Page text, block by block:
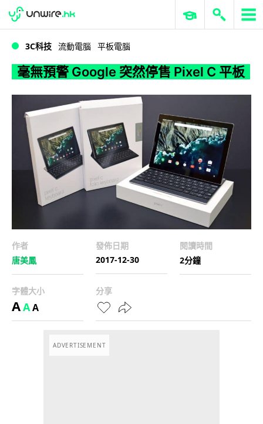
毫無預警 Google 突然停售 Pixel C 平板
WWDC 2026 ERP 與商業 AI
3C科技 流動電腦 平板電腦
毫無預警 Google 突然停售 Pixel C 平板
作者
唐美鳳
發佈日期
2017-12-30
閱讀時間
2分鐘
字體大小
AAA
分享
ADVERTISEMENT